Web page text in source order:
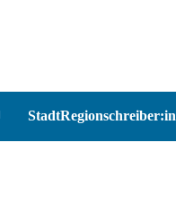
StadtRegionschreiber:in